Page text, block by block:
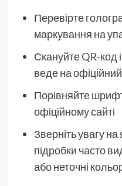
Перевірте
маркування на
Скануйте QR-код
веде на
Порівняйте
офіційному сайті
Зверніть увагу на
підробки часто
або неточні